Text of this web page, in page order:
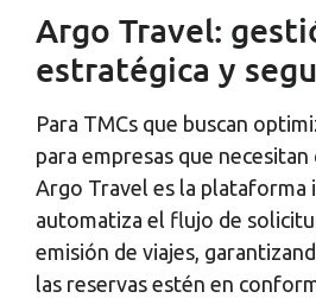
Argo Travel:
estratégica y
Para TMCs que buscan
para empresas que
Argo Travel es la plataforma
automatiza el flujo de
emisión de viajes,
las reservas estén en